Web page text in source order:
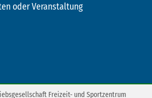
oder Veranstaltung
Freizeit- und Sportzentrum